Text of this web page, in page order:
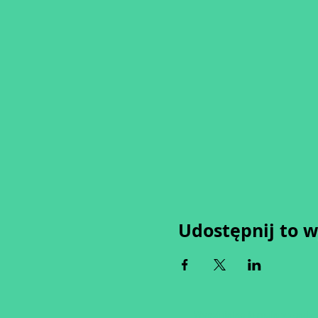
Udostępnij to